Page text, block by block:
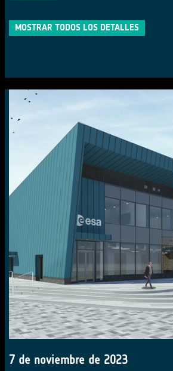
MOSTRAR TODOS LOS DETALLES
7 de noviembre de 2023